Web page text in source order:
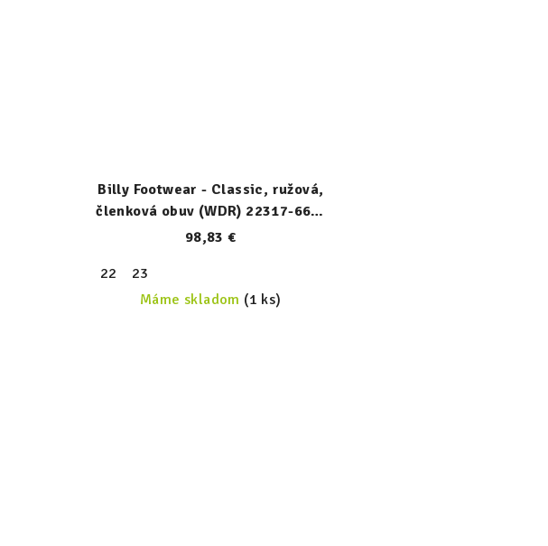
Billy Footwear - Classic, ružová,
členková obuv (WDR) 22317-660-
W
98,83 €
22
23
Máme skladom (1 ks)